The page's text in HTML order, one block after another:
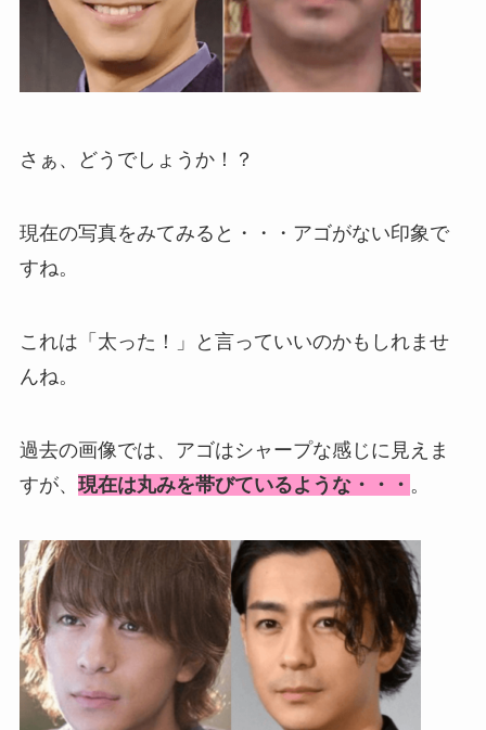
さぁ、どうでしょうか！？
現在の写真をみてみると・・・アゴがない印象で
すね。
これは「太った！」と言っていいのかもしれませ
んね。
過去の画像では、アゴはシャープな感じに見えま
すが、 現在は丸みを帯びているような・・・ 。